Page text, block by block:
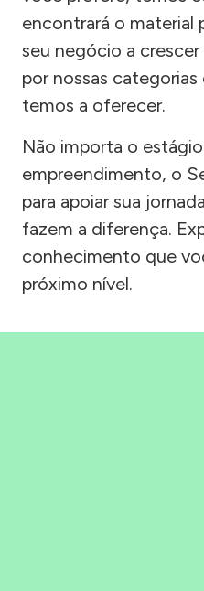
encontrará o material
seu negócio a
por nossas
temos a oferecer.
Não importa o
empreendimento, o
para apoiar sua
fazem a diferença.
conhecimento que
próximo nível.